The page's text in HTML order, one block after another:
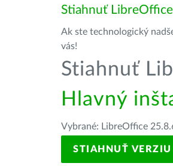
Stiahnuť LibreOffice
Ak ste technologický
vás!
Stiahnuť
Hlavný
Vybrané: LibreOffice
STIAHNUŤ